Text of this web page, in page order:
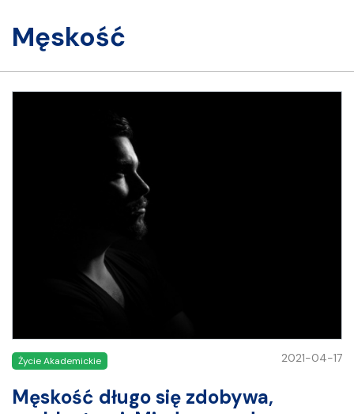
męskość
Życie Akademickie 2021-04-17
Męskość długo się zdobywa,